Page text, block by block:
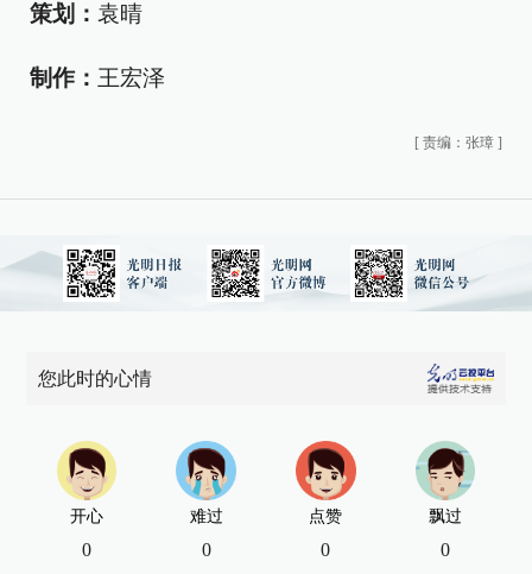
策划： 袁晴
制作： 王宏泽
[ 责编：张璋 ]
您此时的心情
开心
0
难过
0
点赞
0
飘过
0